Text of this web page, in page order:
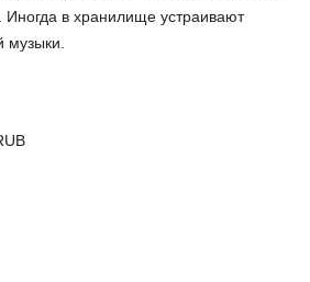
Иногда в хранилище устраивают
музыки.